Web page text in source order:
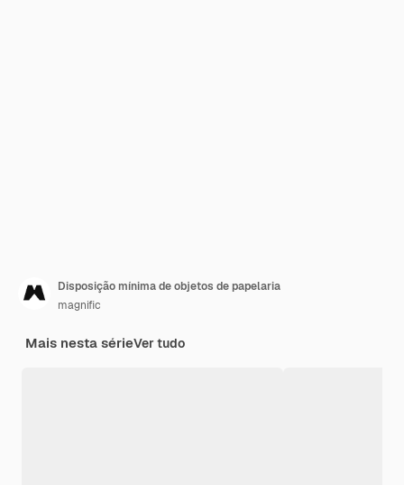
Disposição mínima de objetos de papelaria
magnific
Mais nesta sérieVer tudo